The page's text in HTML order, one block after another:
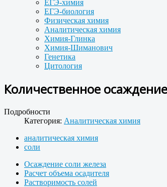
ЕГЭ-химия
ЕГЭ-биология
Физическая химия
Аналитическая химия
Химия-Глинка
Химия-Шиманович
Генетика
Цитология
Количественное
Подробности
Категория: Аналитическая химия
аналитическая химия
соли
Осаждение соли железа
Расчет объема осадителя
Растворимость солей